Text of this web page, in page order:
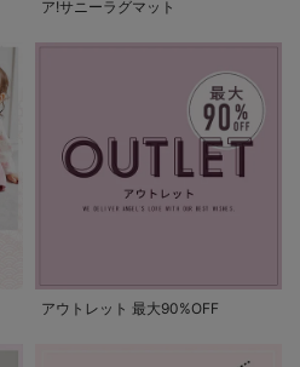
ア!サニーラグマット
アウトレット 最大90%OFF